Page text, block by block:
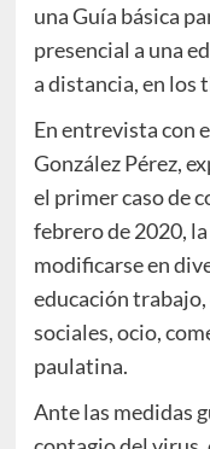
una Guía básica
presencial a una
a distancia, en los
En entrevista con
González Pérez,
el primer caso de
febrero de 2020,
modificarse en
educación
sociales, ocio,
paulatina.
Ante las medidas